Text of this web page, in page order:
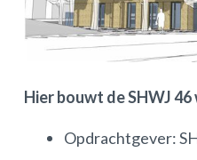
Hier bouwt de SHWJ
Opdrachtgever: